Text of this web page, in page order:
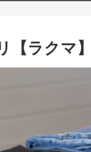
【ラクマ